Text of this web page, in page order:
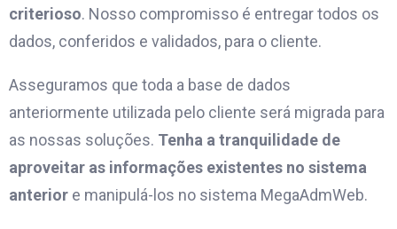
criterioso. Nosso compromisso é entregar todos os
dados, conferidos e validados, para o cliente.
Asseguramos que toda a base de dados
anteriormente utilizada pelo cliente será migrada para
as nossas soluções. Tenha a tranquilidade de
aproveitar as informações existentes no sistema
anterior e manipulá-los no sistema MegaAdmWeb.